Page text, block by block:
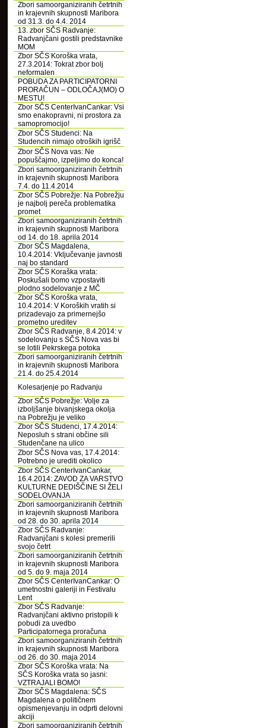
Zbori samoorganiziranih četrtnih
in krajevnih skupnosti Maribora
od 31.3. do 4.4. 2014
13. zbor SČS Radvanje:
Radvanjčani gostili predstavnike
MOM
Zbor SČS Koroška vrata,
27.3.2014: Tokrat zbor bolj
neformalen
POBUDA ZA PARTICIPATORNI
PRORAČUN – ODLOČAJ(MO) O
MESTU!
Zbor SČS CenterIvanCankar: Vsi
smo enakopravni, ni prostora za
samopromocijo!
Zbor SČS Studenci: Na
Studencih nimajo otroških igrišč
Zbor SČS Nova vas: Ne
popuščajmo, izpeljimo do konca!
Zbori samoorganiziranih četrtnih
in krajevnih skupnosti Maribora
7.4. do 11.4.2014
Zbor SČS Pobrežje: Na Pobrežju
je najbolj pereča problematika
promet
Zbori samoorganiziranih četrtnih
in krajevnih skupnosti Maribora
od 14. do 18. aprila 2014
Zbor SČS Magdalena,
10.4.2014: Vključevanje javnosti
naj bo standard
Zbor SČS Koraška vrata:
Poskušali bomo vzpostaviti
plodno sodelovanje z MČ
Zbor SČS Koroška vrata,
10.4.2014: V Koroških vratih si
prizadevajo za primernejšo
prometno ureditev
Zbor SČS Radvanje, 8.4.2014: v
sodelovanju s SČS Nova vas bi
se lotili Pekrskega potoka
Zbori samoorganiziranih četrtnih
in krajevnih skupnosti Maribora
21.4. do 25.4.2014
Kolesarjenje po Radvanju
Zbor SČS Pobrežje: Volje za
izboljšanje bivanjskega okolja
na Pobrežju je veliko
Zbor SČS Studenci, 17.4.2014:
Neposluh s strani občine sili
Studenčane na ulico
Zbor SČS Nova vas, 17.4.2014:
Potrebno je urediti okolico
Zbor SČS CenterIvanCankar,
16.4.2014: ZAVOD ZA VARSTVO
KULTURNE DEDIŠČINE SI ŽELI
SODELOVANJA
Zbori samoorganiziranih četrtnih
in krajevnih skupnosti Maribora
od 28. do 30. aprila 2014
Zbor SČS Radvanje:
Radvanjčani s kolesi premerili
svojo četrt
Zbori samoorganiziranih četrtnih
in krajevnih skupnosti Maribora
od 5. do 9. maja 2014
Zbor SČS CenterIvanCankar: O
umetnostni galeriji in Festivalu
Lent
Zbor SČS Radvanje:
Radvanjčani aktivno pristopili k
pobudi za uvedbo
Participatornega proračuna
Zbori samoorganiziranih četrtnih
in krajevnih skupnosti Maribora
od 26. do 30. maja 2014
Zbor SČS Koroška vrata: Na
SČS Koroška vrata so jasni:
VZTRAJALI BOMO!
Zbor SČS Magdalena: SČS
Magdalena o političnem
opismenjevanju in odprti delovni
akciji
Zbori samoorganiziranih četrtnih